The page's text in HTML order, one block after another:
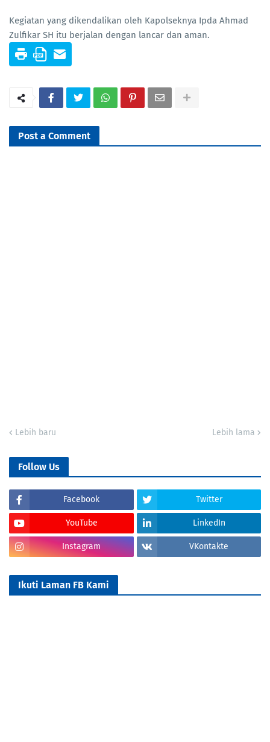
Kegiatan yang dikendalikan oleh Kapolseknya Ipda Ahmad
Zulfikar SH itu berjalan dengan lancar dan aman.
Post a Comment
Lebih baru Lebih lama
Follow Us
Facebook Twitter
YouTube LinkedIn
Instagram VKontakte
Ikuti Laman FB Kami